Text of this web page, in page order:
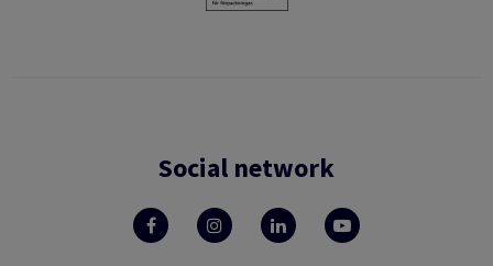
Social network